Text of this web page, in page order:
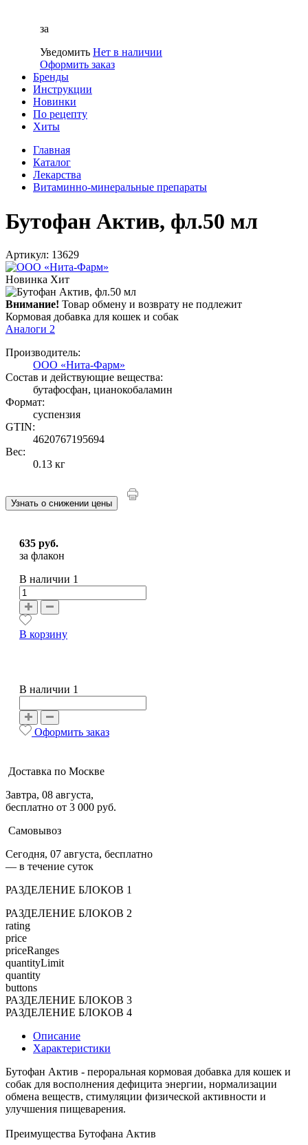
за
Уведомить Нет в наличии
Оформить заказ
Бренды
Инструкции
Новинки
По рецепту
Хиты
Главная
Каталог
Лекарства
Витаминно-минеральные препараты
Бутофан Актив, фл.50 мл
Артикул: 13629
Новинка Хит
Внимание! Товар обмену и возврату не подлежит
Кормовая добавка для кошек и собак
Аналоги 2
Производитель:
ООО «Нита-Фарм»
Состав и действующие вещества:
бутафосфан, цианокобаламин
Формат:
суспензия
GTIN:
4620767195694
Вес:
0.13 кг
Узнать о снижении цены
635 руб.
за флакон
В наличии 1
В корзину
В наличии 1
Оформить заказ
Доставка по Москве
Завтра, 08 августа,
бесплатно от 3 000 руб.
Самовывоз
Сегодня, 07 августа, бесплатно
— в течение суток
РАЗДЕЛЕНИЕ БЛОКОВ 1
РАЗДЕЛЕНИЕ БЛОКОВ 2
rating
price
priceRanges
quantityLimit
quantity
buttons
РАЗДЕЛЕНИЕ БЛОКОВ 3
РАЗДЕЛЕНИЕ БЛОКОВ 4
Описание
Характеристики
Бутофан Актив - пероральная кормовая добавка для кошек и
собак для восполнения дефицита энергии, нормализации
обмена веществ, стимуляции физической активности и
улучшения пищеварения.
Преимущества Бутофана Актив